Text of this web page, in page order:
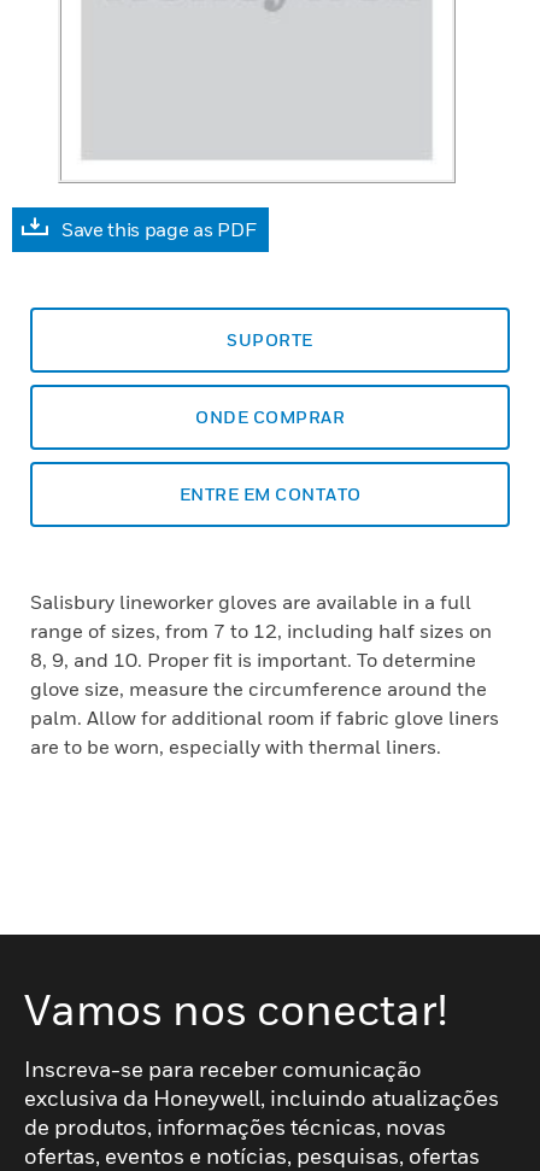
Save this page as PDF
SUPORTE
ONDE COMPRAR
ENTRE EM CONTATO
Salisbury lineworker gloves are available in a full
range of sizes, from 7 to 12, including half sizes on
8, 9, and 10. Proper fit is important. To determine
glove size, measure the circumference around the
palm. Allow for additional room if fabric glove liners
are to be worn, especially with thermal liners.
Vamos nos conectar!
Inscreva-se para receber comunicação
exclusiva da Honeywell, incluindo atualizações
de produtos, informações técnicas, novas
ofertas, eventos e notícias, pesquisas, ofertas